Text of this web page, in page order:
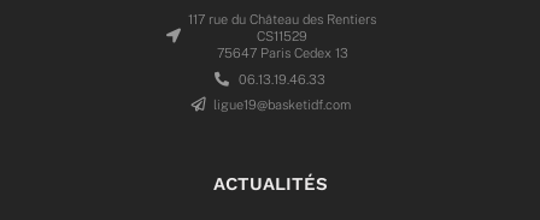
117 rue du Château des Rentiers
CS11529
75647 Paris Cedex 13
06.13.19.46.33
ligue19@basketidf.com
ACTUALITÉS